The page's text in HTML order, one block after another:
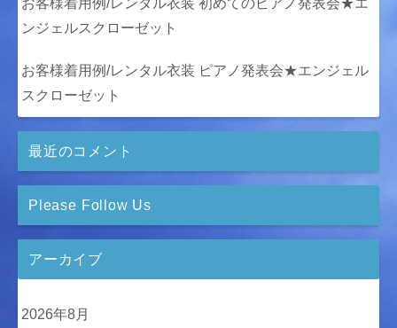
お客様着用例/レンタル衣装 初めてのピアノ発表会★エ
ンジェルスクローゼット
お客様着用例/レンタル衣装 ピアノ発表会★エンジェル
スクローゼット
最近のコメント
Please Follow Us
アーカイブ
2026年8月